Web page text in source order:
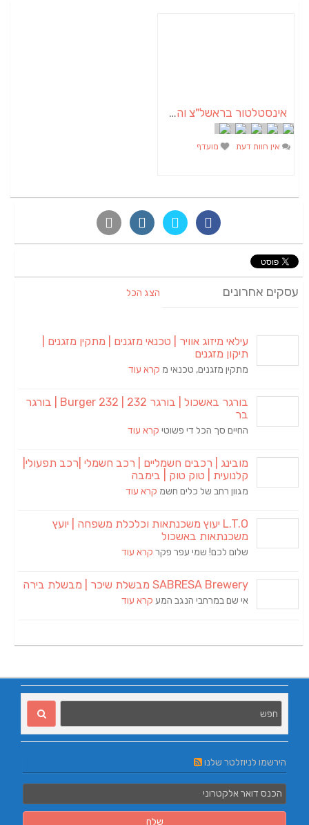
אינסטלטור בראשל"צ והמרכז – אליהו ברזילאי
אין חוות דעת מועדף
עסקים אחרונים הצג הכל
עילאי מיזוג אוויר | טכנאי מזגנים | מתקין מזגנים |
תיקון מזגנים
מתקין מזגנים, טכנאי מ קרא עוד
בורגר באשכול | בורגר 232 | Burger 232 | בורגר
בר
החיים סך הכל די פשוטי קרא עוד
מובינג | רכבים חשמליים | רכב חשמלי |רכב תפעולי|
קלנועית | טוק טוק | בימבה
מגוון רחב של כלים חשמ קרא עוד
L.T.O יעוץ משכנתאות וכלכלת משפחה | יועץ
משכנתאות באשכול
שלום לכם! שמי עפר פקר קרא עוד
SABRESA Brewery מבשלת שיכר | מבשלת בירה
אי שם במרחבי הנגב המע קרא עוד
הירשמו לניוזלטר שלנו